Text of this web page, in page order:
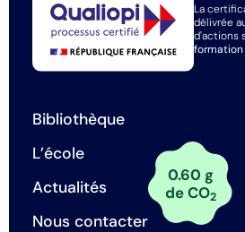
La
délivrée
d'actions
formation
Bibliothèque
L’école
Actualités
Nous contacter
0.60 g
de CO2